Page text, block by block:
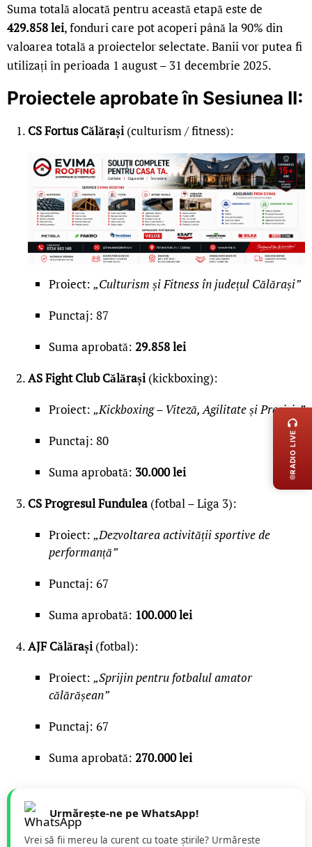
Suma totală alocată pentru această etapă este de
429.858 lei, fonduri care pot acoperi până la 90% din
valoarea totală a proiectelor selectate. Banii vor putea fi
utilizați în perioada 1 august – 31 decembrie 2025.
Proiectele aprobate în Sesiunea II:
CS Fortus Călărași(culturism / fitness):
Proiect: „Culturism și Fitness în județul Călărași”
Punctaj: 87
Suma aprobată: 29.858 lei
AS Fight Club Călărași(kickboxing):
Proiect: „Kickboxing – Viteză, Agilitate și Precizie”
Punctaj: 80
Suma aprobată: 30.000 lei
CS Progresul Fundulea(fotbal – Liga 3):
Proiect: „Dezvoltarea activității sportive de
performanță”
Punctaj: 67
Suma aprobată: 100.000 lei
AJF Călărași(fotbal):
Proiect: „Sprijin pentru fotbalul amator
călărășean”
Punctaj: 67
Suma aprobată: 270.000 lei
Urmărește-ne pe WhatsApp!
Vrei să fii mereu la curent cu toate știrile? Urmăreste
RADIO LIVE